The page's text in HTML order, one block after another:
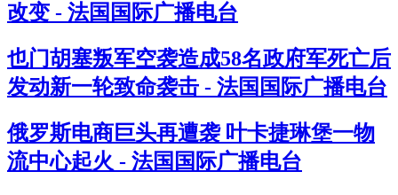
改变 - 法国国际广播电台
也门胡塞叛军空袭造成58名政府军死亡后
发动新一轮致命袭击 - 法国国际广播电台
俄罗斯电商巨头再遭袭 叶卡捷琳堡一物
流中心起火 - 法国国际广播电台